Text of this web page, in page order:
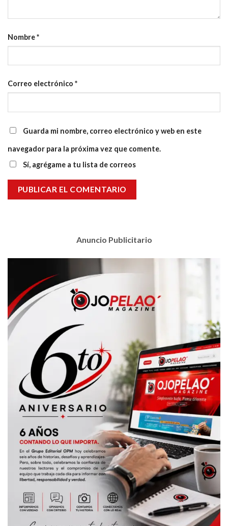
Nombre*
Correo electrónico *
Guarda mi nombre, correo electrónico y web en este
navegador para la próxima vez que comente.
Sí, agrégame a tu lista de correos
Anuncio Publicitario